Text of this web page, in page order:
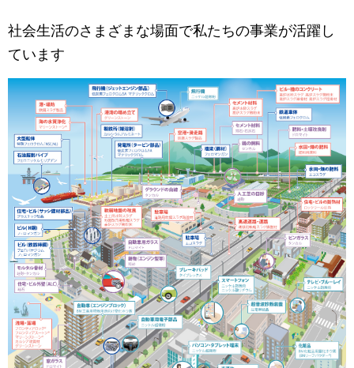
社会生活のさまざまな場面で私たちの事業が活躍し
ています